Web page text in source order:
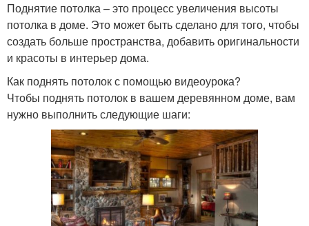
Поднятие потолка – это процесс увеличения высоты
потолка в доме. Это может быть сделано для того, чтобы
создать больше пространства, добавить оригинальности
и красоты в интерьер дома.
Как поднять потолок с помощью видеоурока?
Чтобы поднять потолок в вашем деревянном доме, вам
нужно выполнить следующие шаги: